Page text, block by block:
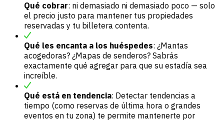
Qué cobrar: ni demasiado ni demasiado poco — solo
el precio justo para mantener tus propiedades
reservadas y tu billetera contenta.
Qué les encanta a los huéspedes: ¿Mantas
acogedoras? ¿Mapas de senderos? Sabrás
exactamente qué agregar para que su estadía sea
increíble.
Qué está en tendencia: Detectar tendencias a
tiempo (como reservas de última hora o grandes
eventos en tu zona) te permite mantenerte por